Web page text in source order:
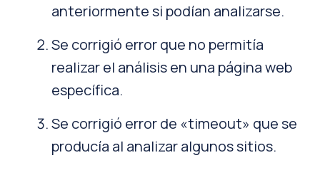
anteriormente si podían analizarse.
Se corrigió error que no permitía
realizar el análisis en una página web
específica.
Se corrigió error de «timeout» que se
producía al analizar algunos sitios.